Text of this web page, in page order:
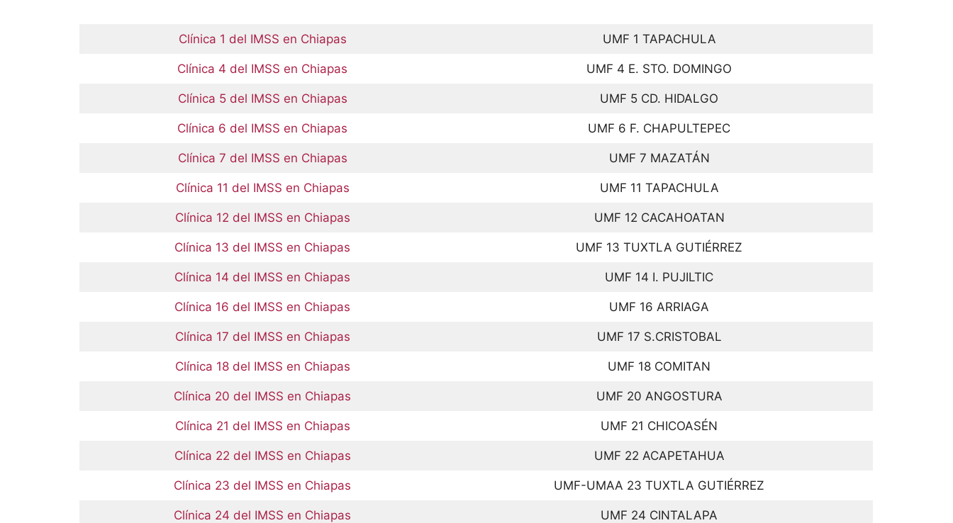
Clínica 1 del IMSS en Chiapas UMF 1 TAPACHULA
Clínica 4 del IMSS en Chiapas UMF 4 E. STO. DOMINGO
Clínica 5 del IMSS en Chiapas UMF 5 CD. HIDALGO
Clínica 6 del IMSS en Chiapas UMF 6 F. CHAPULTEPEC
Clínica 7 del IMSS en Chiapas UMF 7 MAZATÁN
Clínica 11 del IMSS en Chiapas UMF 11 TAPACHULA
Clínica 12 del IMSS en Chiapas UMF 12 CACAHOATAN
Clínica 13 del IMSS en Chiapas UMF 13 TUXTLA GUTIÉRREZ
Clínica 14 del IMSS en Chiapas UMF 14 I. PUJILTIC
Clínica 16 del IMSS en Chiapas UMF 16 ARRIAGA
Clínica 17 del IMSS en Chiapas UMF 17 S.CRISTOBAL
Clínica 18 del IMSS en Chiapas UMF 18 COMITAN
Clínica 20 del IMSS en Chiapas UMF 20 ANGOSTURA
Clínica 21 del IMSS en Chiapas UMF 21 CHICOASÉN
Clínica 22 del IMSS en Chiapas UMF 22 ACAPETAHUA
Clínica 23 del IMSS en Chiapas UMF-UMAA 23 TUXTLA GUTIÉRREZ
Clínica 24 del IMSS en Chiapas UMF 24 CINTALAPA